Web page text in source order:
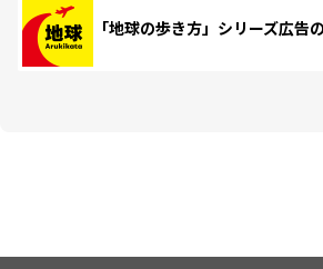
「地球の歩き方」シリーズ広告